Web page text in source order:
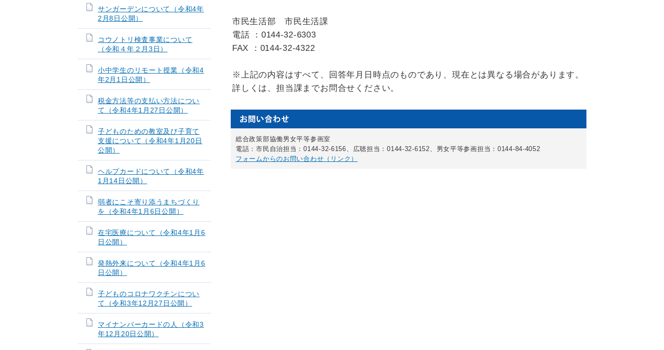
市民生活部 市民生活課
電話 ：0144-32-6303
FAX ：0144-32-4322
※上記の内容はすべて、回答年月日時点のものであり、現在とは異なる場合があります。
詳しくは、担当課までお問合せください。
総合政策部協働男女平等参画室
電話：市民自治担当：0144-32-6156、広聴担当：0144-32-6152、男女平等参画担当：0144-84-4052
フォームからのお問い合わせ（リンク）
サンガーデンについて（令和4年
2月8日公開）
コウノトリ検査事業について
（令和４年２月3日）
小中学生のリモート授業（令和4
年2月1日公開）
税金方法等の支払い方法につい
て（令和4年1月27日公開）
子どものための教室及び子育て
支援について（令和4年1月20日
公開）
ヘルプカードについて（令和4年
1月14日公開）
弱者にこそ寄り添うまちづくり
を（令和4年1月6日公開）
在宅医療について（令和4年1月6
日公開）
発熱外来について（令和4年1月6
日公開）
子どものコロナワクチンについ
て（令和3年12月27日公開）
マイナンバーカードの人（令和3
年12月20日公開）